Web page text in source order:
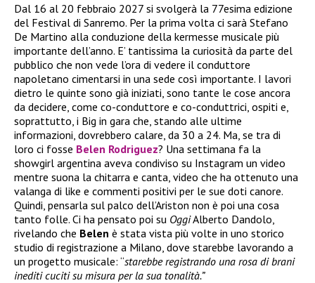
Dal 16 al 20 febbraio 2027 si svolgerà la 77esima edizione
del Festival di Sanremo. Per la prima volta ci sarà Stefano
De Martino alla conduzione della kermesse musicale più
importante dell’anno. E’ tantissima la curiosità da parte del
pubblico che non vede l’ora di vedere il conduttore
napoletano cimentarsi in una sede così importante. I lavori
dietro le quinte sono già iniziati, sono tante le cose ancora
da decidere, come co-conduttore e co-conduttrici, ospiti e,
soprattutto, i Big in gara che, stando alle ultime
informazioni, dovrebbero calare, da 30 a 24. Ma, se tra di
loro ci fosse Belen Rodriguez? Una settimana fa la
showgirl argentina aveva condiviso su Instagram un video
mentre suona la chitarra e canta, video che ha ottenuto una
valanga di like e commenti positivi per le sue doti canore.
Quindi, pensarla sul palco dell’Ariston non è poi una cosa
tanto folle. Ci ha pensato poi su OggiAlberto Dandolo,
rivelando che Belen è stata vista più volte in uno storico
studio di registrazione a Milano, dove starebbe lavorando a
un progetto musicale: “starebbe registrando una rosa di brani
inediti cuciti su misura per la sua tonalità.”